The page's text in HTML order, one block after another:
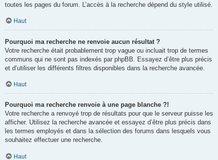
toutes les pages du forum. L’accès à la recherche dépend du style utilisé.
Haut
Pourquoi ma recherche ne renvoie aucun résultat ?
Votre recherche était probablement trop vague ou incluait trop de termes
communs qui ne sont pas indexés par phpBB. Essayez d’être plus précis
et d’utiliser les différents filtres disponibles dans la recherche avancée.
Haut
Pourquoi ma recherche renvoie à une page blanche ?!
Votre recherche a renvoyé trop de résultats pour que le serveur puisse les
afficher. Utilisez la recherche avancée et essayez d’être plus précis dans
les termes employés et dans la sélection des forums dans lesquels vous
souhaitez effectuer une recherche.
Haut